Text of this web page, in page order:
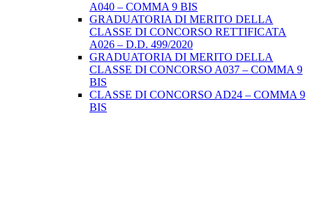
A040 – COMMA 9 BIS
GRADUATORIA DI MERITO DELLA
CLASSE DI CONCORSO RETTIFICATA
A026 – D.D. 499/2020
GRADUATORIA DI MERITO DELLA
CLASSE DI CONCORSO A037 – COMMA 9
BIS
CLASSE DI CONCORSO AD24 – COMMA 9
BIS